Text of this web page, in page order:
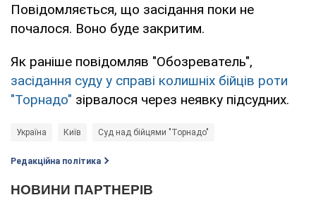
Повідомляється, що засідання поки не
почалося. Воно буде закритим.
Як раніше повідомляв "Обозреватель",
засідання суду у справі колишніх бійців роти
"Торнадо" зірвалося через неявку підсудних.
Україна Київ Суд над бійцями "Торнадо"
Редакційна політика